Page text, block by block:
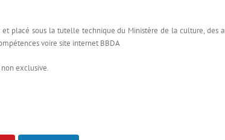
placé sous la tutelle technique du Ministère de la culture,
voire site internet BBDA
exclusive.